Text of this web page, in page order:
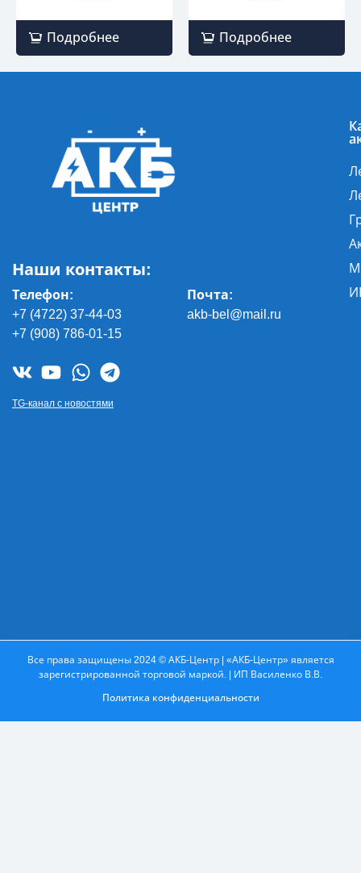
Подробнее Подробнее
Наши контакты:
Телефон:
+7 (4722) 37-44-03
+7 (908) 786-01-15
Почта:
akb-bel@mail.ru
TG-канал с новостями
Все права защищены 2024 © АКБ-Центр | «АКБ-Центр» является
зарегистрированной торговой маркой. | ИП Василенко В.В.
Политика конфиденциальности